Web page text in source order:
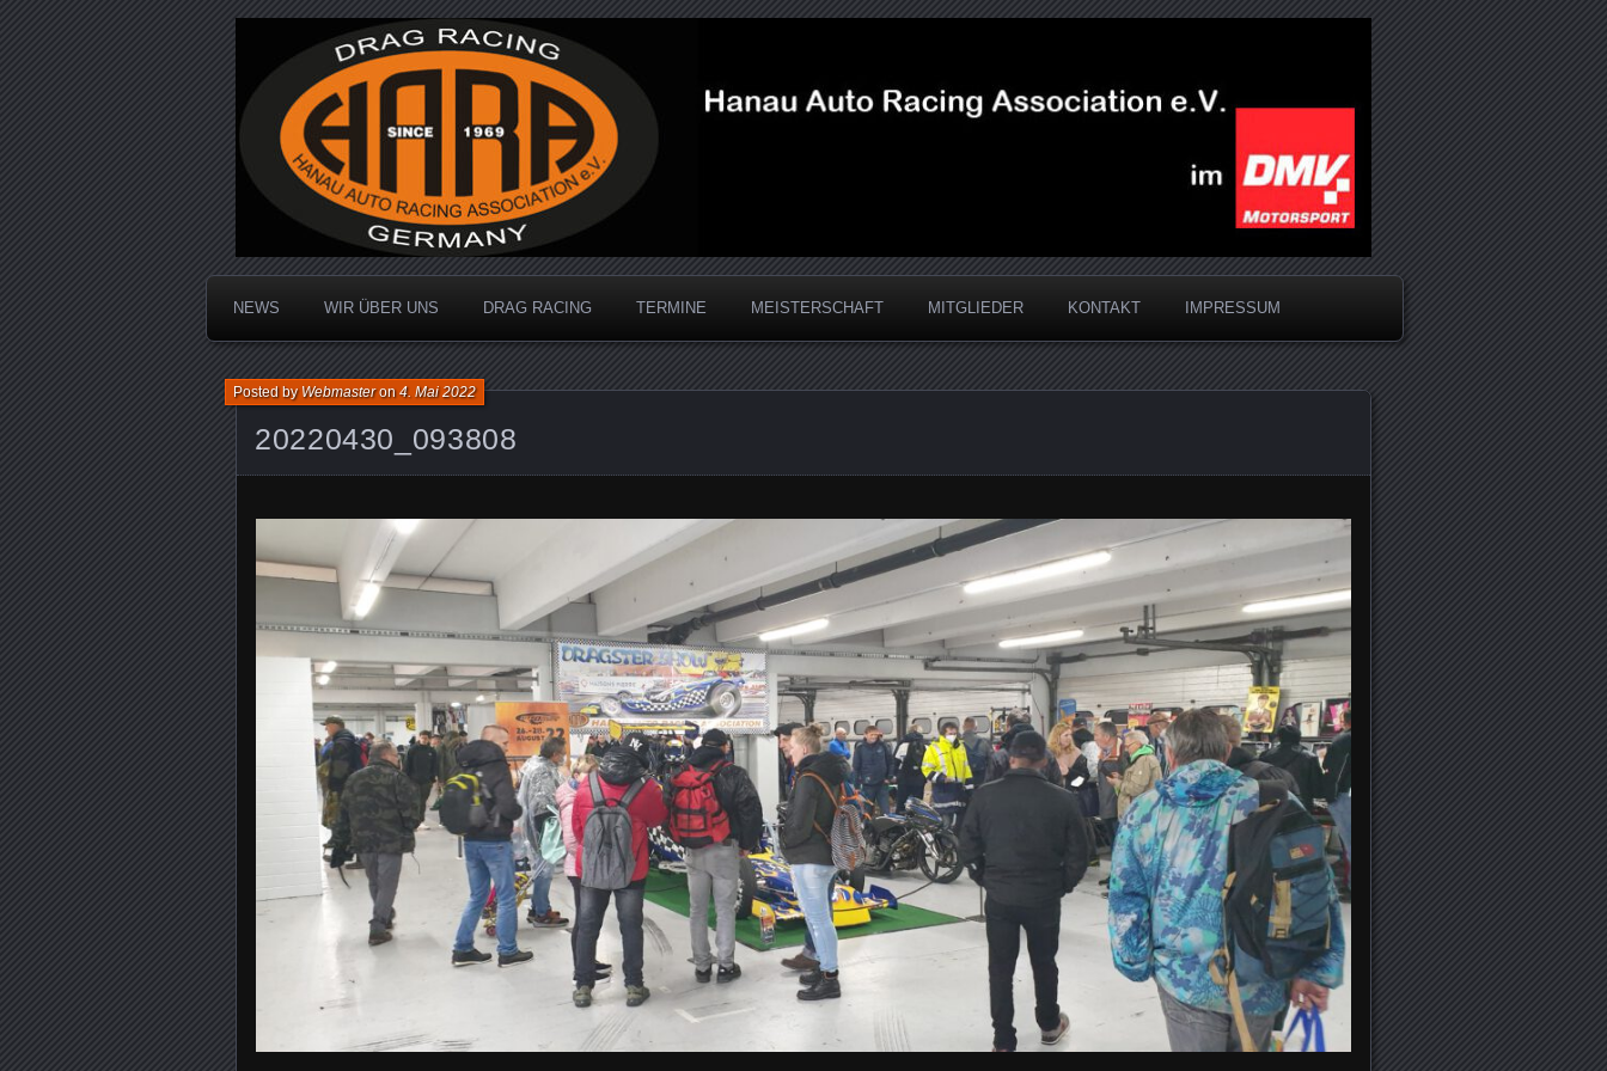
Hanau Auto Racing Association
Dragracing auf der 1/4 Meile
NEWS WIR ÜBER UNS DRAG RACING TERMINE MEISTERSCHAFT MITGLIEDER KONTAKT IMPRESSUM
20220430_093808
Posted byWebmasteron4. Mai 2022